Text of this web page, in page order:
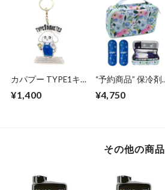
カパプー TYPE1キ
¥1,400
“予約商品” 保冷剤2
flower Cooler Pen
¥4,750
その他の商品